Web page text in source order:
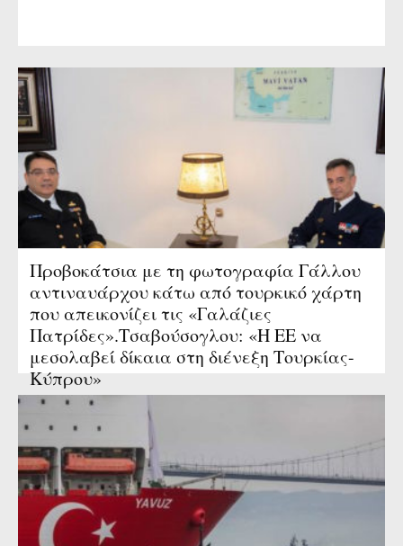
Προβοκάτσια με τη φωτογραφία Γάλλου
αντιναυάρχου κάτω από τουρκικό χάρτη
που απεικονίζει τις «Γαλάζιες
Πατρίδες».Τσαβούσογλου: «Η EE να
μεσολαβεί δίκαια στη διένεξη Τουρκίας-
Κύπρου»